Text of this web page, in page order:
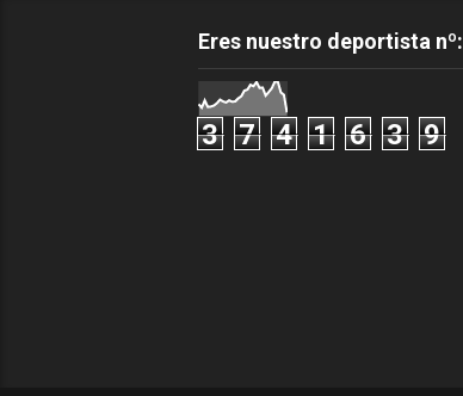
Eres nuestro deportista nº:
3 7 4 1 6 3 9